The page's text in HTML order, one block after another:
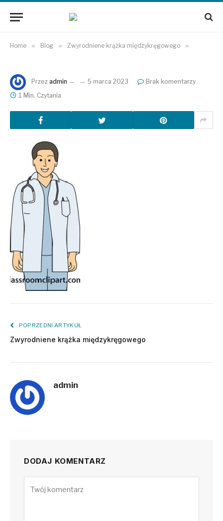
Home » Blog » Zwyrodniene krążka międzykręgowego »
Przez admin 5 marca 2023
Brak komentarzy
1 Min. Czytania
POPRZEDNI ARTYKUŁ
Zwyrodniene krążka międzykręgowego
admin
DODAJ KOMENTARZ